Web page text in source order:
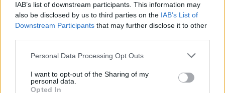
IAB’s list of downstream participants. This information may
also be disclosed by us to third parties on the IAB’s List of
Downstream Participants that may further disclose it to other
Please note that this website/app uses one or more Google
not limited to your visit or usage behaviour. You may click to
grant or deny consent to Google and its third-party tags to
Personal Data Processing Opt Outs
I want to opt-out of the Sharing of my
personal data.
Opted In